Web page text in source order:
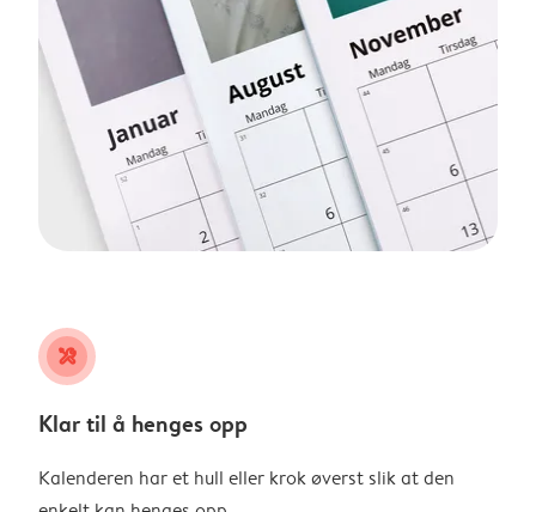
tools
Klar til å henges opp
Kalenderen har et hull eller krok øverst slik at den